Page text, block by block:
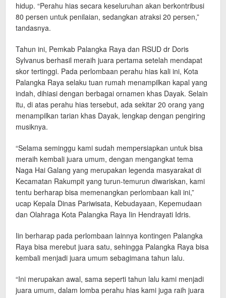
hidup. “Perahu hias secara keseluruhan akan berkontribusi
80 persen untuk penilaian, sedangkan atraksi 20 persen,”
tandasnya.
Tahun ini, Pemkab Palangka Raya dan RSUD dr Doris
Sylvanus berhasil meraih juara pertama setelah mendapat
skor tertinggi. Pada perlombaan perahu hias kali ini, Kota
Palangka Raya selaku tuan rumah menampilkan kapal yang
indah, dihiasi dengan berbagai ornamen khas Dayak. Selain
itu, di atas perahu hias tersebut, ada sekitar 20 orang yang
menampilkan tarian khas Dayak, lengkap dengan pengiring
musiknya.
“Selama seminggu kami sudah mempersiapkan untuk bisa
meraih kembali juara umum, dengan mengangkat tema
Naga Hai Galang yang merupakan legenda masyarakat di
Kecamatan Rakumpit yang turun-temurun diwariskan, kami
tentu berharap bisa memenangkan perlombaan kali ini,”
ucap Kepala Dinas Pariwisata, Kebudayaan, Kepemudaan
dan Olahraga Kota Palangka Raya Iin Hendrayati Idris.
Iin berharap pada perlombaan lainnya kontingen Palangka
Raya bisa merebut juara satu, sehingga Palangka Raya bisa
kembali menjadi juara umum sebagimana tahun lalu.
“Ini merupakan awal, sama seperti tahun lalu kami menjadi
juara umum, dalam lomba perahu hias kami juga raih juara